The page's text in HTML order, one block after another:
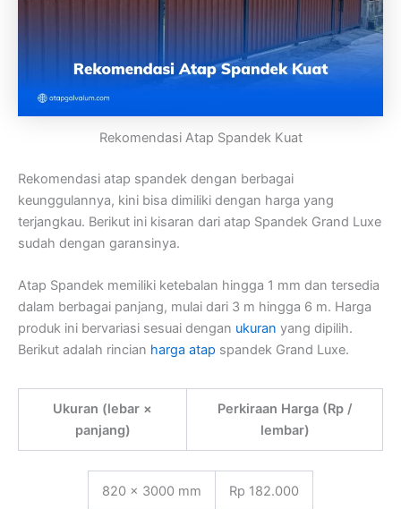
Rekomendasi Atap Spandek Kuat
Rekomendasi atap spandek dengan berbagai
keunggulannya, kini bisa dimiliki dengan harga yang
terjangkau. Berikut ini kisaran dari atap Spandek Grand Luxe
sudah dengan garansinya.
Atap Spandek memiliki ketebalan hingga 1 mm dan tersedia
dalam berbagai panjang, mulai dari 3 m hingga 6 m. Harga
produk ini bervariasi sesuai dengan ukuran yang dipilih.
Berikut adalah rincian harga atap spandek Grand Luxe.
Ukuran (lebar ×
panjang)
Perkiraan Harga (Rp /
lembar)
820 × 3000 mm Rp 182.000